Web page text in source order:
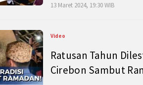
13 Maret 2024, 19:30 WIB
Video
Ratusan Tahun
Cirebon Sambut